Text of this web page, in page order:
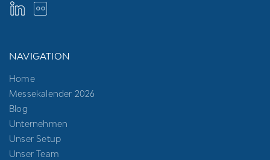
NAVIGATION
Home
Messekalender 2026
Blog
Unternehmen
Unser Setup
Unser Team